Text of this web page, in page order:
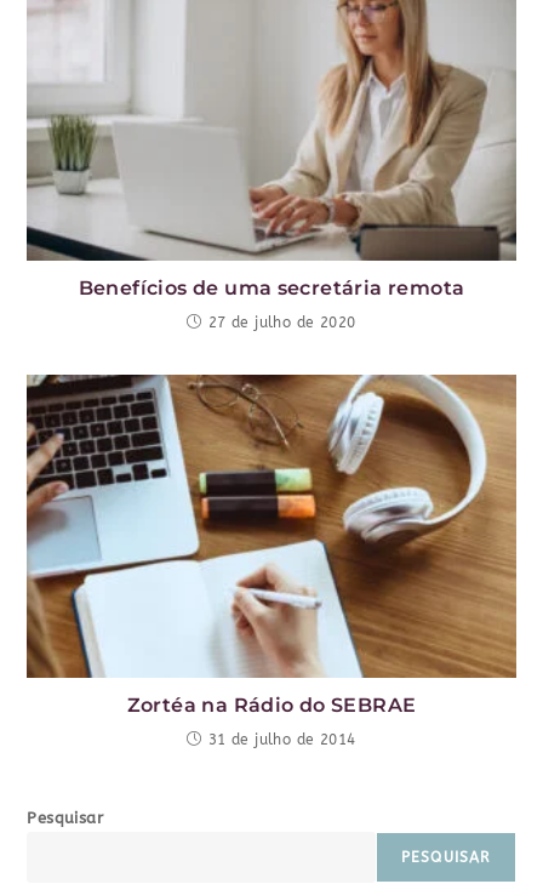
Benefícios de uma secretária remota
27 de julho de 2020
Zortéa na Rádio do SEBRAE
31 de julho de 2014
Pesquisar
PESQUISAR